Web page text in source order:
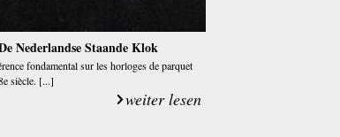
Nederlandse Staande Klok
fondamental sur les horloges de parquet
siècle. [...]
weiter lesen